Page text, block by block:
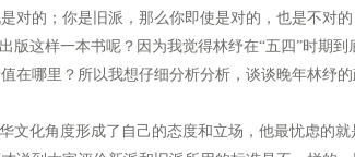
对的；你是旧派，那么你即使是对的，也是不对
版这样一本书呢？因为我觉得林纾在“五四”时期
在哪里？所以我想仔细分析分析，谈谈晚年林纾的
化角度形成了自己的态度和立场，他最忧虑的就